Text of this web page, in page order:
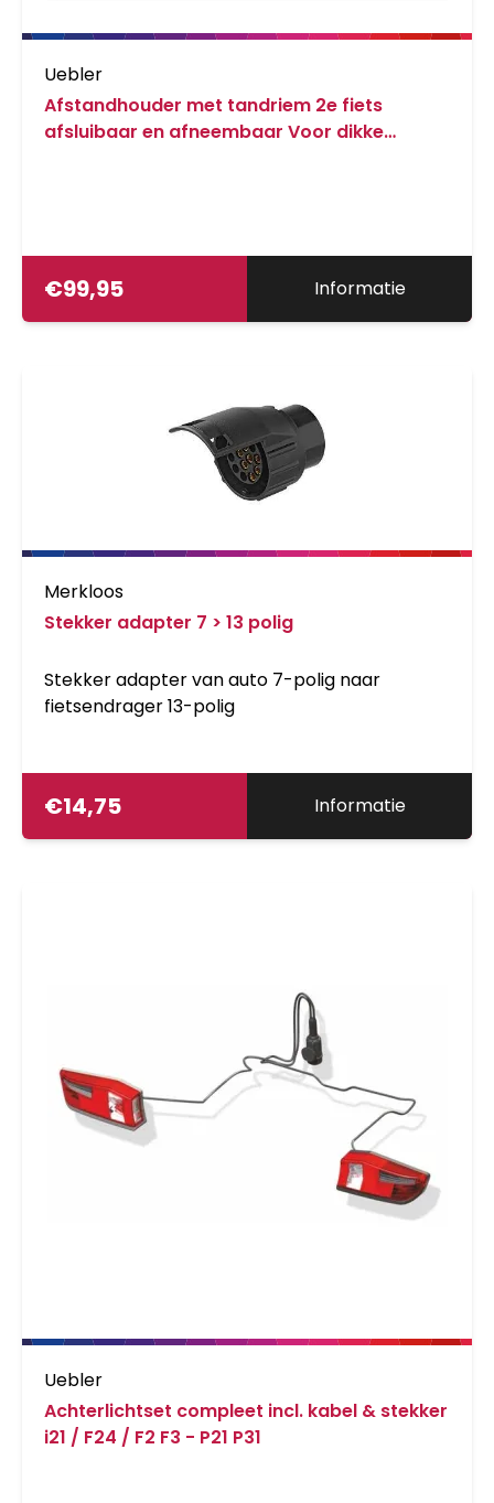
Uebler
Afstandhouder met tandriem 2e fiets
afsluibaar en afneembaar Voor dikke
€99,95 Informatie
Merkloos
Stekker adapter 7 > 13 polig
Stekker adapter van auto 7-polig naar
fietsendrager 13-polig
€14,75 Informatie
Uebler
Achterlichtset compleet incl. kabel & stekker
i21 / F24 / F2 F3 - P21 P31